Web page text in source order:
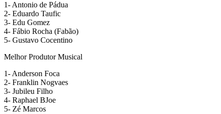
1- Antonio de Pádua
2- Eduardo Taufic
3- Edu Gomez
4- Fábio Rocha (Fabão)
5- Gustavo Cocentino
Melhor Produtor Musical
1- Anderson Foca
2- Franklin Nogvaes
3- Jubileu Filho
4- Raphael BJoe
5- Zé Marcos